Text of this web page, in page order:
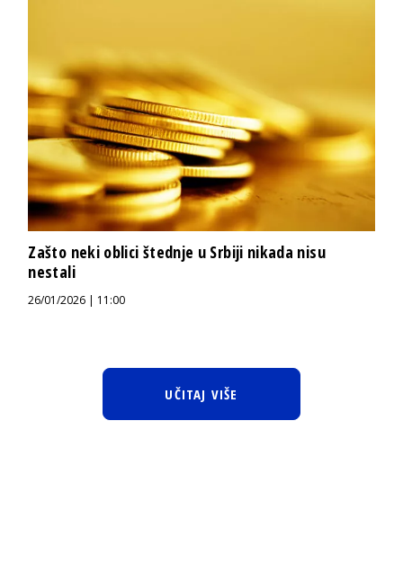
Zašto neki oblici štednje u Srbiji nikada nisu
nestali
26/01/2026 | 11:00
UČITAJ VIŠE